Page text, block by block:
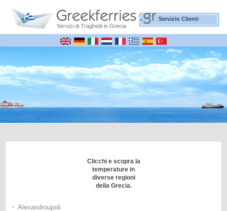
Servizi di Traghetti in Grecia
Servizio Clienti
Clicchi e scopra la
temperature in
diverse regioni
della Grecia.
• Alexandroupoli